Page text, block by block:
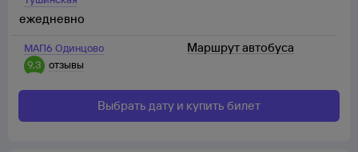
МАП6 Одинцово
9,3
отзывы
ежедневно
Маршрут автобуса
Выбрать дату и купить билет